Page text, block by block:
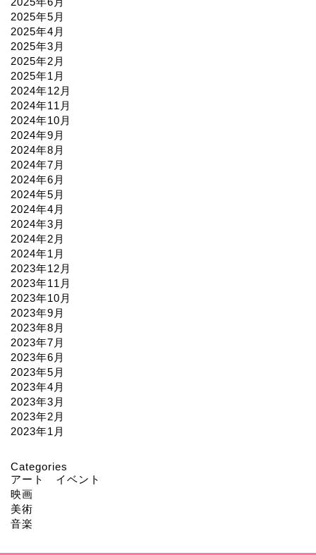
2025年5月
2025年4月
2025年3月
2025年2月
2025年1月
2024年12月
2024年11月
2024年10月
2024年9月
2024年8月
2024年7月
2024年6月
2024年5月
2024年4月
2024年3月
2024年2月
2024年1月
2023年12月
2023年11月
2023年10月
2023年9月
2023年8月
2023年7月
2023年6月
2023年5月
2023年4月
2023年3月
2023年2月
2023年1月
Categories
アート イベント
映画
美術
音楽